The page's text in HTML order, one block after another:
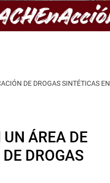
DE DROGAS SINTÉTICAS EN
ÁREA DE
DROGAS